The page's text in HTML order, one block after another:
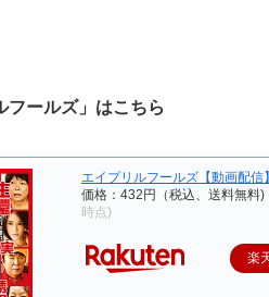
フールズ」はこちら
エイプリルフールズ【動画配信
価格：432円（税込、送料無料)
時点)
楽